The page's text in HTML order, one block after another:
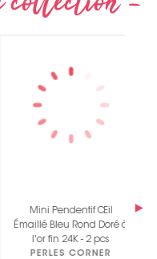
Mini Pendentif Œil
Émaillé Bleu Rond Doré à
l'or fin 24K - 2 pcs
PERLES CORNER
›